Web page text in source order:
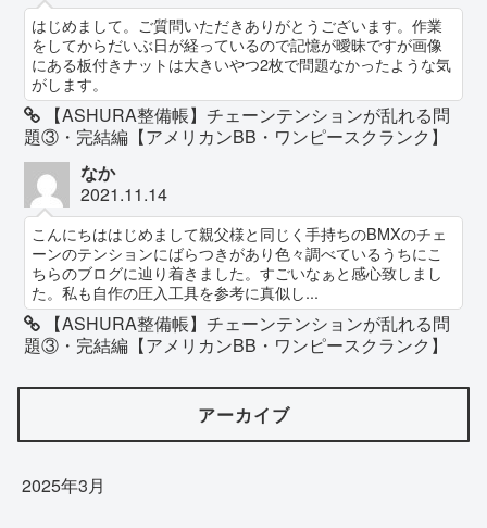
はじめまして。ご質問いただきありがとうございます。作業
をしてからだいぶ日が経っているので記憶が曖昧ですが画像
にある板付きナットは大きいやつ2枚で問題なかったような気
がします。
【ASHURA整備帳】チェーンテンションが乱れる問
題③・完結編【アメリカンBB・ワンピースクランク】
なか
2021.11.14
こんにちははじめまして親父様と同じく手持ちのBMXのチェ
ーンのテンションにばらつきがあり色々調べているうちにこ
ちらのブログに辿り着きました。すごいなぁと感心致しまし
た。私も自作の圧入工具を参考に真似し...
【ASHURA整備帳】チェーンテンションが乱れる問
題③・完結編【アメリカンBB・ワンピースクランク】
アーカイブ
2025年3月